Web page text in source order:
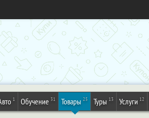
1 Обучение 31 Товары 25 Туры 13 Услуги 12